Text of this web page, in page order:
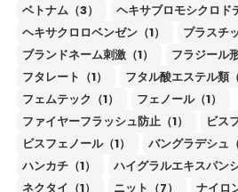
ベトナム（3）
ヘキサブロモシクロド
ヘキサクロロベンゼン（1）
プラスチ
ブランドネーム刺激（1）
フラジール形
フタレート（1）
フタル酸エステル類（
フェムテック（1）
フェノール（1）
ファイヤーフラッシュ防止（1）
ビス
ビスフェノール（1）
バングラデシュ
ハンカチ（1）
ハイグラルエキスパンシ
ネクタイ（1）
ニット（7） ナイロ